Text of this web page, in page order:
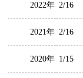
2022年 2/16
2021年 2/16
2020年 1/15